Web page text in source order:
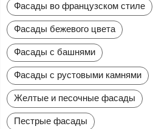
Фасады во французском стиле
Фасады бежевого цвета
Фасады с башнями
Фасады с рустовыми камнями
Желтые и песочные фасады
Пестрые фасады